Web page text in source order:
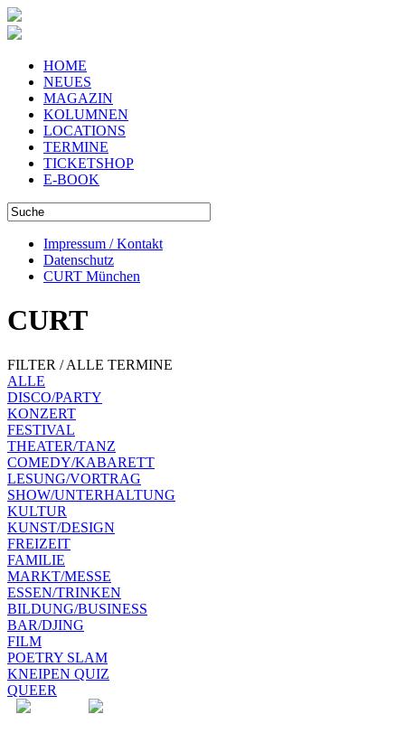
HOME
NEUES
MAGAZIN
KOLUMNEN
LOCATIONS
TERMINE
TICKETSHOP
E-BOOK
Impressum / Kontakt
Datenschutz
CURT München
CURT
FILTER / ALLE TERMINE
ALLE
DISCO/PARTY
KONZERT
FESTIVAL
THEATER/TANZ
COMEDY/KABARETT
LESUNG/VORTRAG
SHOW/UNTERHALTUNG
KULTUR
KUNST/DESIGN
FREIZEIT
FAMILIE
MARKT/MESSE
ESSEN/TRINKEN
BILDUNG/BUSINESS
BAR/DJING
FILM
POETRY SLAM
KNEIPEN QUIZ
QUEER